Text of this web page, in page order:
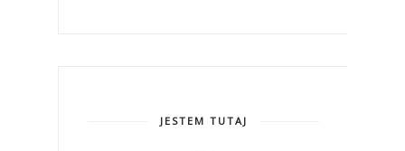
JESTEM TUTAJ